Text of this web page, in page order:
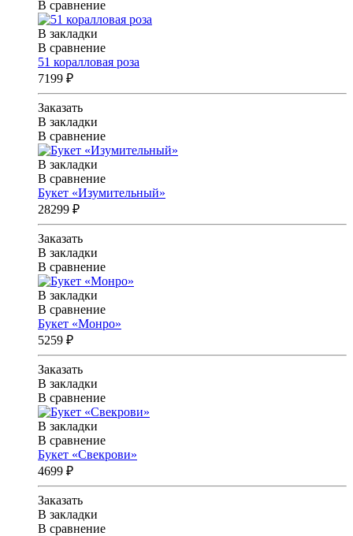
В сравнение
В закладки
В сравнение
51 коралловая роза
7199 ₽
Заказать
В закладки
В сравнение
В закладки
В сравнение
Букет «Изумительный»
28299 ₽
Заказать
В закладки
В сравнение
В закладки
В сравнение
Букет «Монро»
5259 ₽
Заказать
В закладки
В сравнение
В закладки
В сравнение
Букет «Свекрови»
4699 ₽
Заказать
В закладки
В сравнение